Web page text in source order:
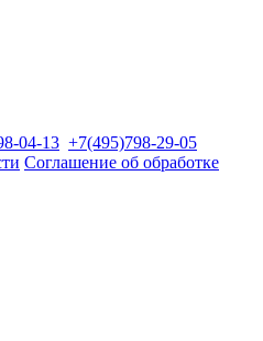
04-13 +7(495)798-29-05
Соглашение об обработке